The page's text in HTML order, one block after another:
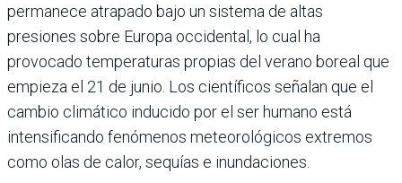
permanece atrapado bajo un sistema de altas
presiones sobre Europa occidental, lo cual ha
provocado temperaturas propias del verano boreal que
empieza el 21 de junio. Los científicos señalan que el
cambio climático inducido por el ser humano está
intensificando fenómenos meteorológicos extremos
como olas de calor, sequías e inundaciones.